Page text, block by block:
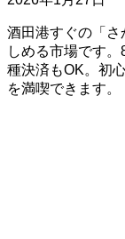
酒田港すぐの「
しめる市場です
種決済もOK。初
を満喫できます。